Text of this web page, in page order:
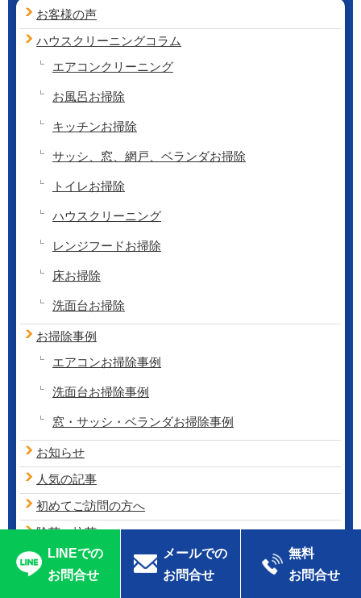
お客様の声
ハウスクリーニングコラム
エアコンクリーニング
お風呂お掃除
キッチンお掃除
サッシ、窓、網戸、ベランダお掃除
トイレお掃除
ハウスクリーニング
レンジフードお掃除
床お掃除
洗面台お掃除
お掃除事例
エアコンお掃除事例
洗面台お掃除事例
窓・サッシ・ベランダお掃除事例
お知らせ
人気の記事
初めてご訪問の方へ
除菌・抗菌
除菌お客様の声
除菌コラム
LINEでの
お問合せ
メールでの
お問合せ
無料
お問合せ